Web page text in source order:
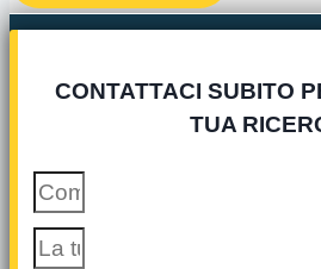
CONTATTACI SUBITO
TUA